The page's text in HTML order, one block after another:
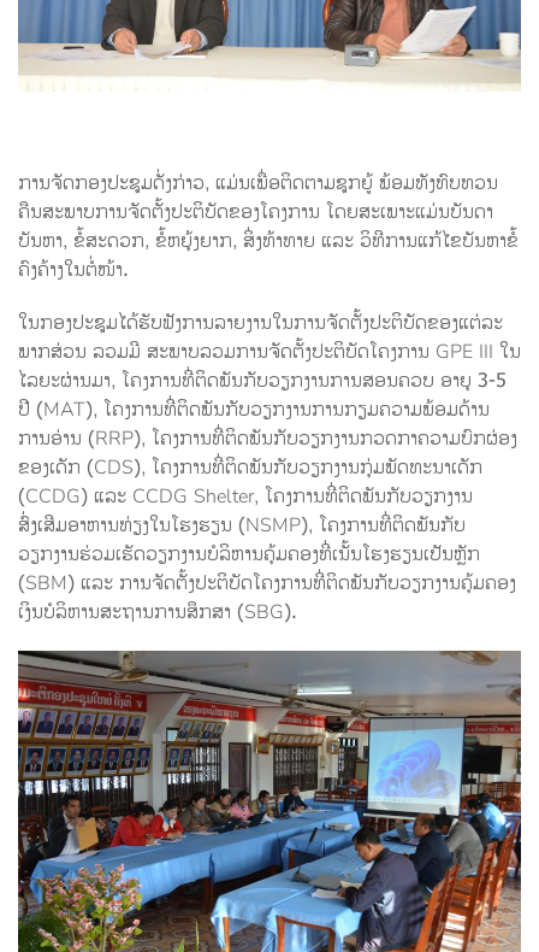
ການຈັດກອງປະຊຸມດັ່ງກ່າວ, ແມ່ນເພື່ອຕິດຕາມຊຸກຍູ້ ພ້ອມທັງທົບທວນ
ຄືນສະພາບການຈັດຕັ້ງປະຕິບັດຂອງໂຄງການ ໂດຍສະເພາະແມ່ນບັນດາ
ບັນຫາ, ຂໍ້ສະດວກ, ຂໍ້ຫຍຸ້ງຍາກ, ສິ່ງທ້າທາຍ ແລະ ວິທີການແກ້ໄຂບັນຫາຂໍ້
ຄົງຄ້າງໃນຕໍ່ໜ້າ.
ໃນກອງປະຊຸມໄດ້ຮັບຟັງການລາຍງານໃນການຈັດຕັ້ງປະຕິບັດຂອງແຕ່ລະ
ພາກສ່ວນ ລວມມີ ສະພາບລວມການຈັດຕັ້ງປະຕິບັດໂຄງການ GPE III ໃນ
ໄລຍະຜ່ານມາ, ໂຄງການທີ່ຕິດພັນກັບວຽກງານການສອນຄວບ ອາຍຸ 3-5
ປີ (MAT), ໂຄງການທີ່ຕິດພັນກັບວຽກງານການກຽມຄວາມພ້ອມດ້ານ
ການອ່ານ (RRP), ໂຄງການທີ່ຕິດພັນກັບວຽກງານກວດກາຄວາມບົກຜ່ອງ
ຂອງເດັກ (CDS), ໂຄງການທີ່ຕິດພັນກັບວຽກງານກຸ່ມພັດທະນາເດັກ
(CCDG) ແລະ CCDG Shelter, ໂຄງການທີ່ຕິດພັນກັບວຽກງານ
ສົ່ງເສີມອາຫານທ່ຽງໃນໂຮງຮຽນ (NSMP), ໂຄງການທີ່ຕິດພັນກັບ
ວຽກງານຮ່ວມເຮັດວຽກງານບໍລິຫານຄຸ້ມຄອງທີ່ເນັ້ນໂຮງຮຽນເປັນຫຼັກ
(SBM) ແລະ ການຈັດຕັ້ງປະຕິບັດໂຄງການທີ່ຕິດພັນກັບວຽກງານຄຸ້ມຄອງ
ເງິນບໍລິຫານສະຖານການສຶກສາ (SBG).